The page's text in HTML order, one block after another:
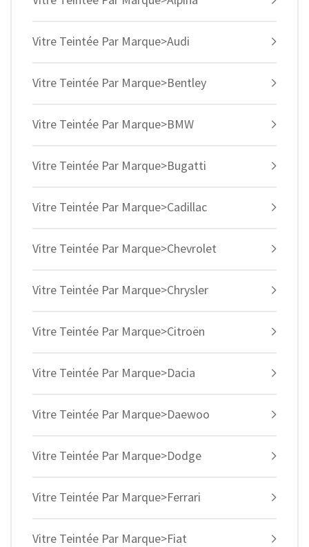
Vitre Teintée Par Marque>Audi
Vitre Teintée Par Marque>Bentley
Vitre Teintée Par Marque>BMW
Vitre Teintée Par Marque>Bugatti
Vitre Teintée Par Marque>Cadillac
Vitre Teintée Par Marque>Chevrolet
Vitre Teintée Par Marque>Chrysler
Vitre Teintée Par Marque>Citroën
Vitre Teintée Par Marque>Dacia
Vitre Teintée Par Marque>Daewoo
Vitre Teintée Par Marque>Dodge
Vitre Teintée Par Marque>Ferrari
Vitre Teintée Par Marque>Fiat